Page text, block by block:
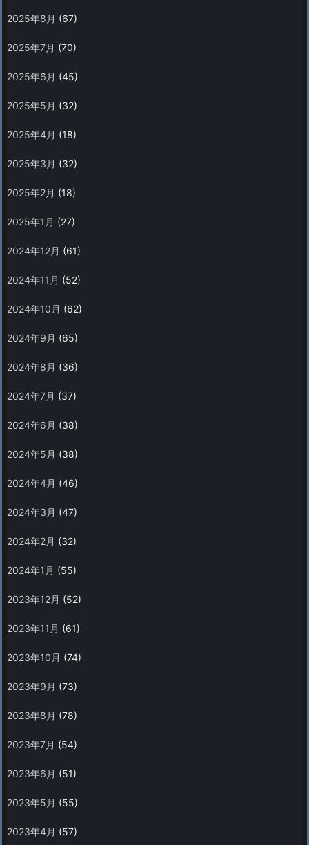
2025年8月 (67)
2025年7月 (70)
2025年6月 (45)
2025年5月 (32)
2025年4月 (18)
2025年3月 (32)
2025年2月 (18)
2025年1月 (27)
2024年12月 (61)
2024年11月 (52)
2024年10月 (62)
2024年9月 (65)
2024年8月 (36)
2024年7月 (37)
2024年6月 (38)
2024年5月 (38)
2024年4月 (46)
2024年3月 (47)
2024年2月 (32)
2024年1月 (55)
2023年12月 (52)
2023年11月 (61)
2023年10月 (74)
2023年9月 (73)
2023年8月 (78)
2023年7月 (54)
2023年6月 (51)
2023年5月 (55)
2023年4月 (57)